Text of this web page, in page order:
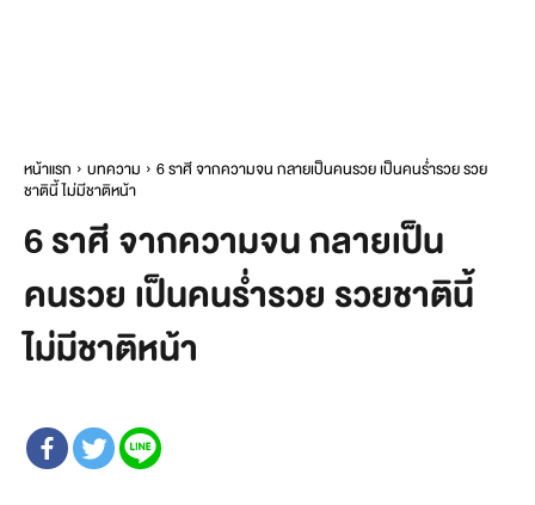
หน้าแรก บทความ
6 ราศี จากความจน กลายเป็นคนรวย เป็นคนร่ำรวย รวย
ชาตินี้ ไม่มีชาติหน้า
6 ราศี จากความจน กลายเป็น
คนรวย เป็นคนร่ำรวย รวยชาตินี้
ไม่มีชาติหน้า